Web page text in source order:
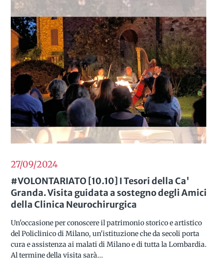
27/092024
#VOLONTARIATO [10.10] I Tesori della Ca'
Granda. Visita guidata a sostegno degli Amici
della Clinica Neurochirurgica
Un'occasione per conoscere il patrimonio storico e artistico
del Policlinico di Milano, un'istituzione che da secoli porta
cura e assistenza ai malati di Milano e di tutta la Lombardia.
Al termine della visita sarà...